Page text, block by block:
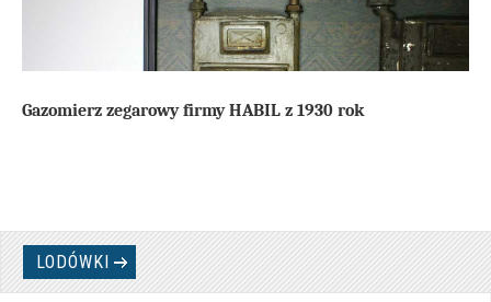
Gazomierz zegarowy firmy HABIL z 1930 rok
LODÓWKI